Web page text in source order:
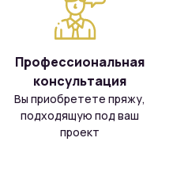
Профессиональная
консультация
Вы приобретете пряжу,
подходящую под ваш
проект